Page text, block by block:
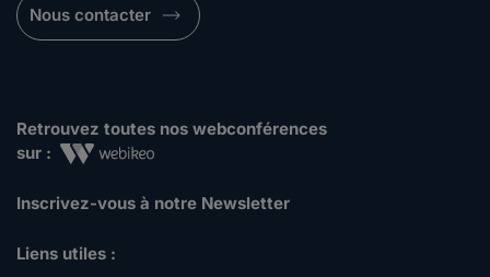
Nous contacter
Retrouvez toutes nos webconférences
sur :
Inscrivez-vous à notre Newsletter
Liens utiles :